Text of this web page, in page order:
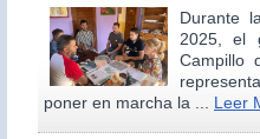
Durante
2025, el
Campillo
poner en marcha la ... Leer